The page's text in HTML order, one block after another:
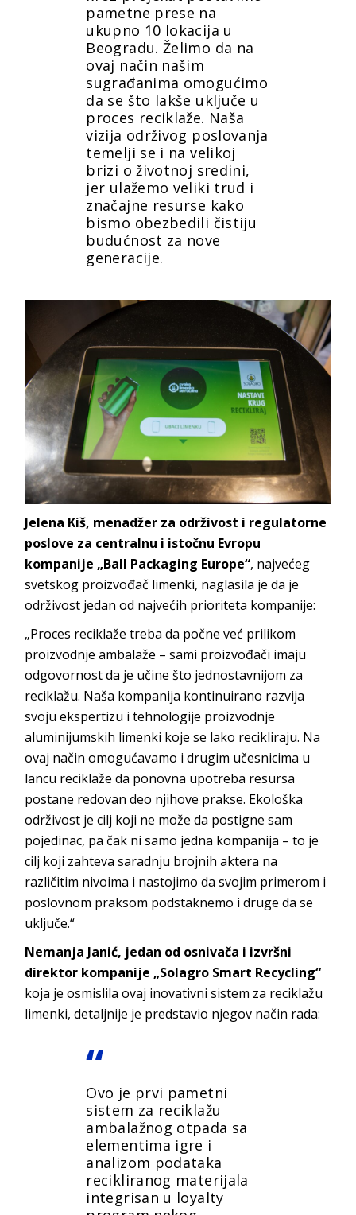
pametne prese na
ukupno 10 lokacija u
Beogradu. Želimo da na
ovaj način našim
sugrađanima omogućimo
da se što lakše uključe u
proces reciklaže. Naša
vizija održivog poslovanja
temelji se i na velikoj
brizi o životnoj sredini,
jer ulažemo veliki trud i
značajne resurse kako
bismo obezbedili čistiju
budućnost za nove
generacije.
Jelena Kiš, menadžer za održivost i regulatorne
poslove za centralnu i istočnu Evropu
kompanije „Ball Packaging Europe“, najvećeg
svetskog proizvođač limenki, naglasila je da je
održivost jedan od najvećih prioriteta kompanije:
„Proces reciklaže treba da počne već prilikom
proizvodnje ambalaže – sami proizvođači imaju
odgovornost da je učine što jednostavnijom za
reciklažu. Naša kompanija kontinuirano razvija
svoju ekspertizu i tehnologije proizvodnje
aluminijumskih limenki koje se lako recikliraju. Na
ovaj način omogućavamo i drugim učesnicima u
lancu reciklaže da ponovna upotreba resursa
postane redovan deo njihove prakse. Ekološka
održivost je cilj koji ne može da postigne sam
pojedinac, pa čak ni samo jedna kompanija – to je
cilj koji zahteva saradnju brojnih aktera na
različitim nivoima i nastojimo da svojim primerom i
poslovnom praksom podstaknemo i druge da se
uključe.“
Nemanja Janić, jedan od osnivača i izvršni
direktor kompanije „Solagro Smart Recycling“
koja je osmislila ovaj inovativni sistem za reciklažu
limenki, detaljnije je predstavio njegov način rada:
Ovo je prvi pametni
sistem za reciklažu
ambalažnog otpada sa
elementima igre i
analizom podataka
recikliranog materijala
integrisan u loyalty